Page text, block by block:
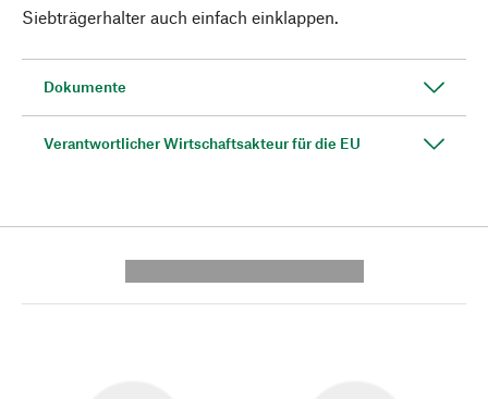
Siebträgerhalter auch einfach einklappen.
Dokumente
Verantwortlicher Wirtschaftsakteur für die EU